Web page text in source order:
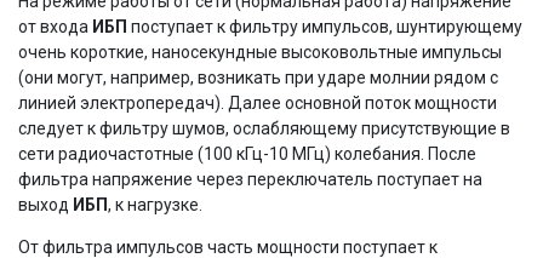
от входа ИБП поступает к фильтру импульсов, шунтирующему
очень короткие, наносекундные высоковольтные импульсы
(они могут, например, возникать при ударе молнии рядом с
линией электропередач). Далее основной поток мощности
следует к фильтру шумов, ослабляющему присутствующие в
сети радиочастотные (100 кГц-10 МГц) колебания. После
фильтра напряжение через переключатель поступает на
выход ИБП, к нагрузке.
От фильтра импульсов часть мощности поступает к